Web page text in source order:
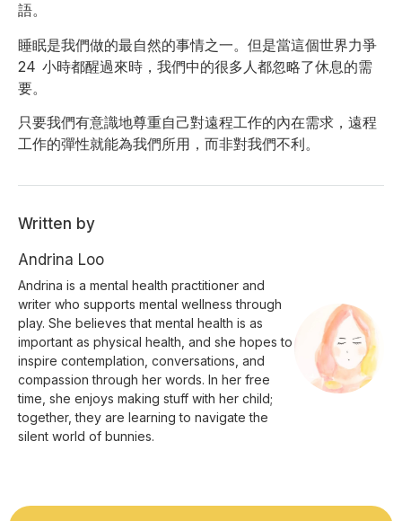
語。
睡眠是我們做的最自然的事情之一。但是當這個世界力爭
24 小時都醒過來時，我們中的很多人都忽略了休息的需
要。
只要我們有意識地尊重自己對遠程工作的內在需求，遠程
工作的彈性就能為我們所用，而非對我們不利。
Written by
Andrina Loo
Andrina is a mental health practitioner and
writer who supports mental wellness through
play. She believes that mental health is as
important as physical health, and she hopes to
inspire contemplation, conversations, and
compassion through her words. In her free
time, she enjoys making stuff with her child;
together, they are learning to navigate the
silent world of bunnies.